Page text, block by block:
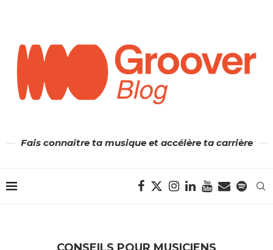
Fais connaître ta musique et accélère ta carrière